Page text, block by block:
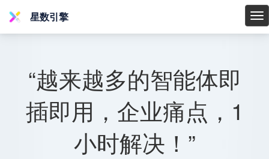
星
星数引擎
“越来越多的智能体即
插即用，企业痛点，1
小时解决！”